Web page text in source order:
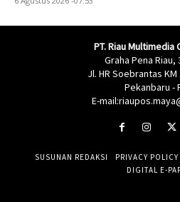
PT. Riau Multimedia
Graha Pena
Jl. HR Soebrantas KM
Pekanbaru -
E-
SUSUNAN REDAKSI PRIVACY POLICY
DIGITAL E-